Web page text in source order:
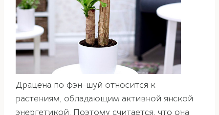
Драцена по фэн-шуй относится к
растениям, обладающим активной янской
энергетикой. Поэтому считается, что она